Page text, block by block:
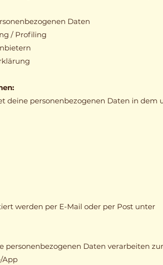
Daten
/ Profiling
deine personenbezogenen Daten in dem
werden per E-Mail oder per Post unter
personenbezogenen Daten verarbeiten
App